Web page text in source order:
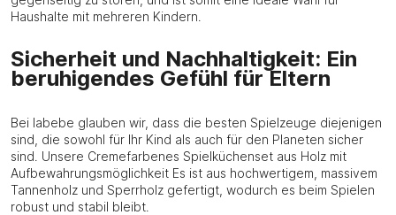
Haushalte mit mehreren Kindern.
Sicherheit und Nachhaltigkeit: Ein
beruhigendes Gefühl für Eltern
Bei labebe glauben wir, dass die besten Spielzeuge diejenigen
sind, die sowohl für Ihr Kind als auch für den Planeten sicher
sind. Unsere Cremefarbenes Spielküchenset aus Holz mit
Aufbewahrungsmöglichkeit Es ist aus hochwertigem, massivem
Tannenholz und Sperrholz gefertigt, wodurch es beim Spielen
robust und stabil bleibt.